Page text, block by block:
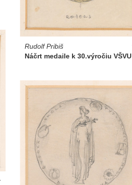
Rudolf Pribiš
Náčrt medaile k 30.výročiu VŠVU